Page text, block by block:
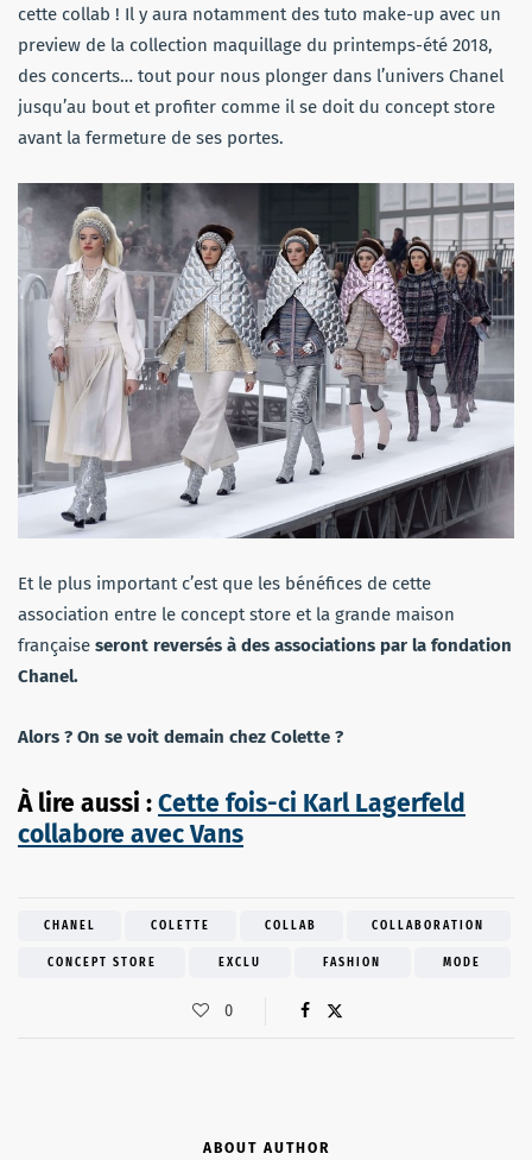
cette collab ! Il y aura notamment des tuto make-up avec un
preview de la collection maquillage du printemps-été 2018,
des concerts… tout pour nous plonger dans l’univers Chanel
jusqu’au bout et profiter comme il se doit du concept store
avant la fermeture de ses portes.
Et le plus important c’est que les bénéfices de cette
association entre le concept store et la grande maison
française seront reversés à des associations par la fondation
Chanel.
Alors ? On se voit demain chez Colette ?
À lire aussi :Cette fois-ci Karl Lagerfeld
collabore avec Vans
CHANEL COLETTE COLLAB COLLABORATION
CONCEPT STORE EXCLU FASHION MODE
0
ABOUT AUTHOR